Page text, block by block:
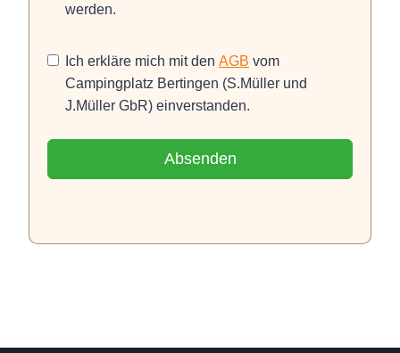
werden.
Ich erkläre mich mit den AGB vom
Campingplatz Bertingen (S.Müller und
J.Müller GbR) einverstanden.
Absenden